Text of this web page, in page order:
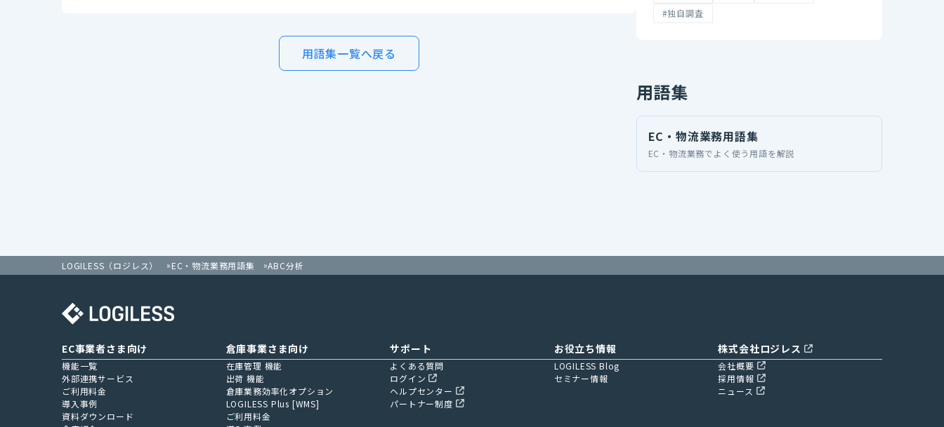
用語集一覧へ戻る
#独自調査
用語集
EC・物流業務用語集
EC・物流業務でよく使う用語を解説
LOGILESS（ロジレス） EC・物流業務用語集 ABC分析
EC事業者さま向け
機能一覧
外部連携サービス
ご利用料金
導入事例
資料ダウンロード
倉庫事業さま向け
在庫管理 機能
出荷 機能
倉庫業務効率化オプション
LOGILESS Plus [WMS]
ご利用料金
サポート
よくある質問
ログイン
ヘルプセンター
パートナー制度
お役立ち情報
LOGILESS Blog
セミナー情報
株式会社ロジレス
会社概要
採用情報
ニュース